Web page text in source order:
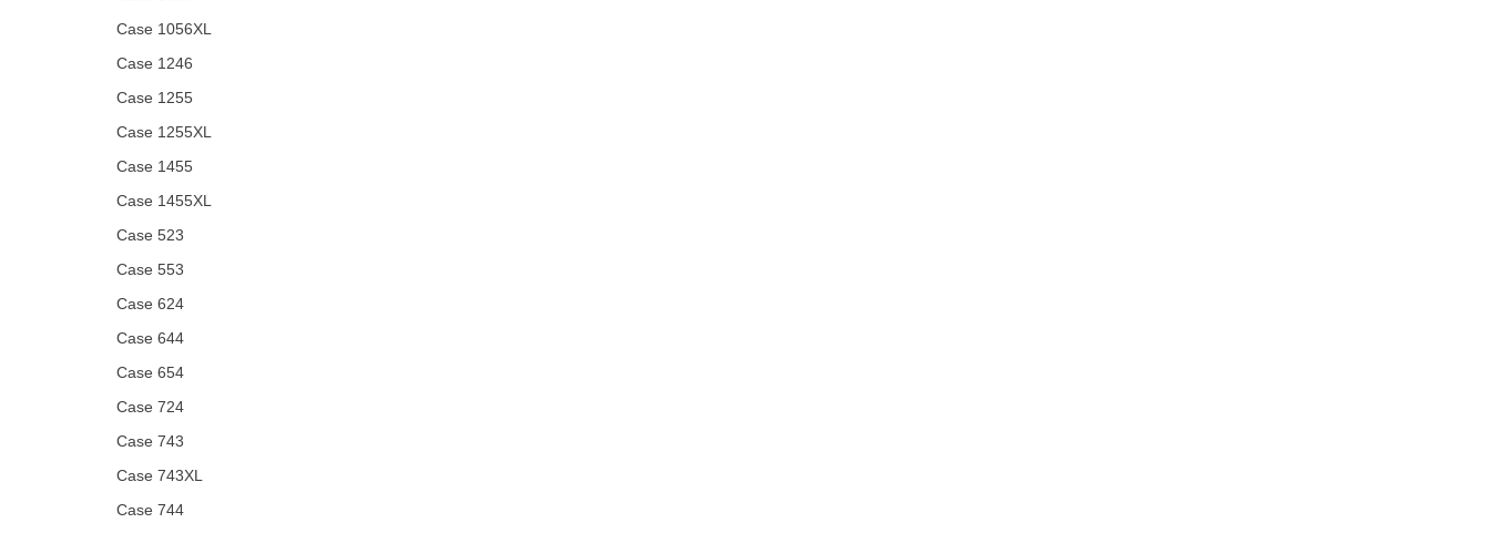
Case 1056XL
Case 1246
Case 1255
Case 1255XL
Case 1455
Case 1455XL
Case 523
Case 553
Case 624
Case 644
Case 654
Case 724
Case 743
Case 743XL
Case 744